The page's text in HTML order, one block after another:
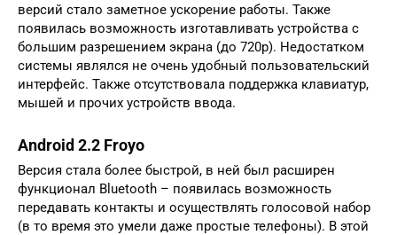
версий стало заметное ускорение работы. Также
появилась возможность изготавливать устройства с
большим разрешением экрана (до 720p). Недостатком
системы являлся не очень удобный пользовательский
интерфейс. Также отсутствовала поддержка клавиатур,
мышей и прочих устройств ввода.
Android 2.2 Froyo
Версия стала более быстрой, в ней был расширен
функционал Bluetooth – появилась возможность
передавать контакты и осуществлять голосовой набор
(в то время это умели даже простые телефоны). В этой